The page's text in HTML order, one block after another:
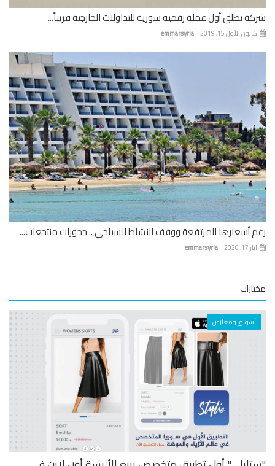
تطلق أول عملة رقمية سورية للتداولات الخارجية قريباً...
emmarsyria الأول 15, 2019
أسعارها المرتفعة ووقف النشاط السياحي .. حجوزات منتجعات...
emmarsyria
أسواق ومعارض